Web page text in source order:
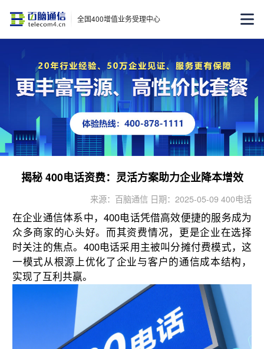
全国400增值业务受理中心
揭秘 400电话资费：灵活方案助力企业降本增效
来源：百脑通信 日期：2025-05-09 400电话
在企业通信体系中，400电话凭借高效便捷的服务成为
众多商家的心头好。而其资费情况，更是企业在选择
时关注的焦点。400电话采用主被叫分摊付费模式，这
一模式从根源上优化了企业与客户的通信成本结构，
实现了互利共赢。